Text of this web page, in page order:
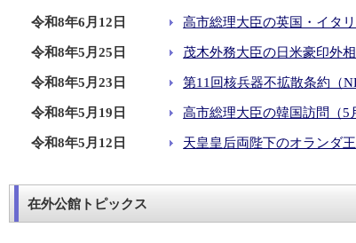
令和8年6月12日 高市総理大臣の英国・イタ
令和8年5月25日 茂木外務大臣の日米豪印外
令和8年5月23日 第11回核兵器不拡散条約（
令和8年5月19日 高市総理大臣の韓国訪問（5
令和8年5月12日 天皇皇后両陛下のオランダ
在外公館トピックス